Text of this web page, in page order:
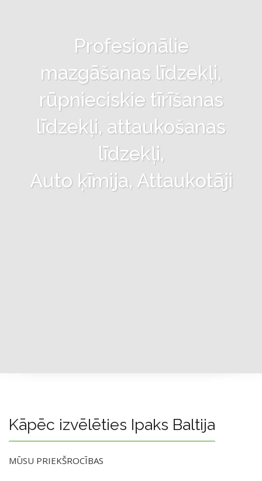
Profesionālie
mazgāšanas līdzekļi,
rūpnieciskie tīrīšanas
līdzekļi, attaukošanas
līdzekļi,
Auto ķīmija, Attaukotāji
Kāpēc izvēlēties Ipaks Baltija
MŪSU PRIEKŠROCĪBAS